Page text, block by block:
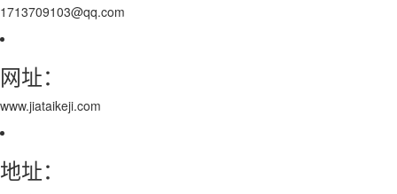
1713709103@qq.com
网址：
www.jiataikeji.com
地址：